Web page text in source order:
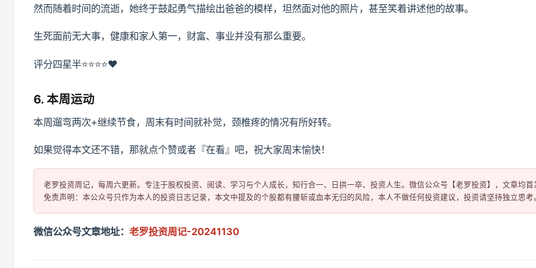
然而随着时间的流逝，她终于鼓起勇气描绘出爸爸的模样，坦然面对他的照片，甚至笑着讲述他的故事。
生死面前无大事，健康和家人第一，财富、事业并没有那么重要。
评分四星半⭐️⭐️⭐️⭐️❤️
6. 本周运动
本周遛弯两次+继续节食，周末有时间就补觉，颈椎疼的情况有所好转。
如果觉得本文还不错，那就点个赞或者『在看』吧，祝大家周末愉快！
老罗投资周记，每周六更新。专注于股权投资、阅读、学习与个人成长，知行合一、日拱一卒、投资人生。微信公众号【老罗投资】，文章均首
微信公众号文章地址： 老罗投资周记-20241130